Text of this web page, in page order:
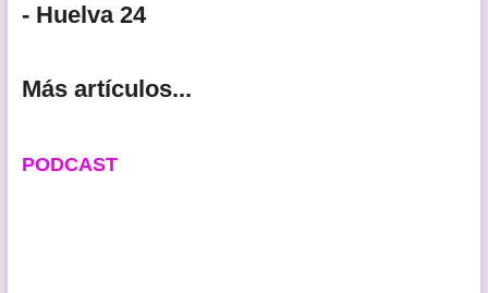
- Huelva 24
Más artículos...
PODCAST